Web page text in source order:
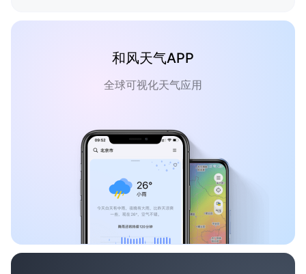
和风天气APP
全球可视化天气应用